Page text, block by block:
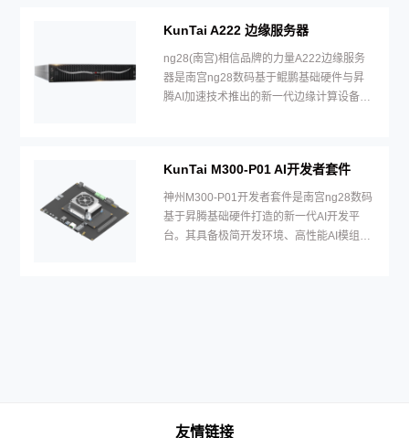
KunTai A222 边缘服务器
ng28(南宫)相信品牌的力量A222边缘服务
器是南宫ng28数码基于鲲鹏基础硬件与昇
腾AI加速技术推出的新一代边缘计算设备。
KunTai M300-P01 AI开发者套件
神州M300-P01开发者套件是南宫ng28数码
基于昇腾基础硬件打造的新一代AI开发平
台。其具备极简开发环境、高性能AI模组与
友情链接